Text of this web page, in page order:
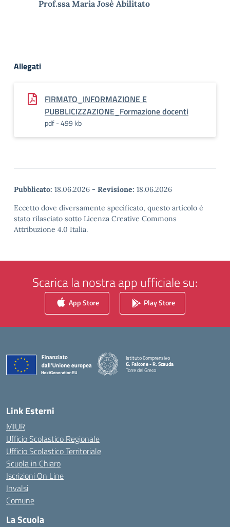
Prof.ssa Maria Josè Abilitato
Allegati
FIRMATO_INFORMAZIONE E
PUBBLICIZZAZIONE_Formazione docenti
pdf - 499 kb
Pubblicato: 18.06.2026 - Revisione: 18.06.2026
Eccetto dove diversamente specificato, questo articolo è
stato rilasciato sotto Licenza Creative Commons
Attribuzione 4.0 Italia.
Scarica la nostra app ufficiale su:
App Store Play Store
Istituto Comprensivo
G. Falcone - R. Scauda
Torre del Greco
Link Esterni
MIUR
Ufficio Scolastico Regionale
Ufficio Scolastico Territoriale
Scuola in Chiaro
Iscrizioni On Line
Invalsi
Comune
La Scuola